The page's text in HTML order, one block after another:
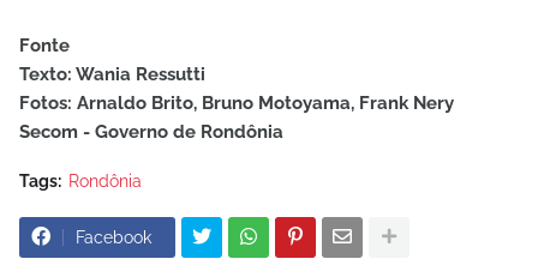
Fonte
Texto: Wania Ressutti
Fotos: Arnaldo Brito, Bruno Motoyama, Frank Nery
Secom - Governo de Rondônia
Tags: Rondônia
Facebook